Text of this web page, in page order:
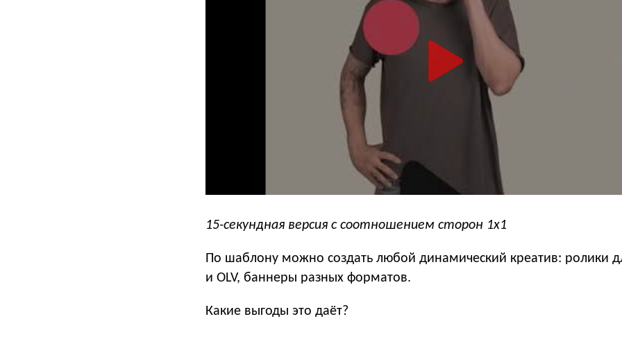
15-секундная версия с соотношением сторон 1х1
По шаблону можно создать любой динамический креатив: ролики
и OLV, баннеры разных форматов.
Какие выгоды это даёт?